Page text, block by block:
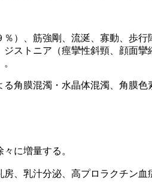
）、筋強剛、流涎、寡動、歩
ストニア（痙攣性斜頸、顔面
角膜混濁・水晶体混濁、角膜色
乳汁分泌、高プロラクチン血
に増量する。